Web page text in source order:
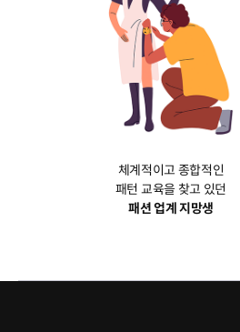
체계적이고 종합적인
패턴 교육을 찾고 있던
패션 업계 지망생